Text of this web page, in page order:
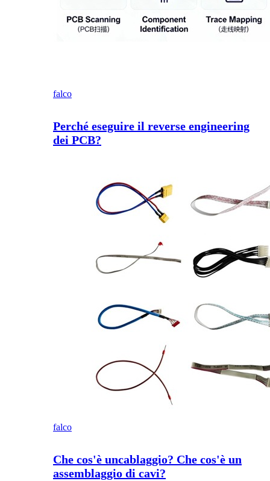
falco
Perché eseguire il reverse engineering
dei PCB?
falco
Che cos'è uncablaggio? Che cos'è un
assemblaggio di cavi?